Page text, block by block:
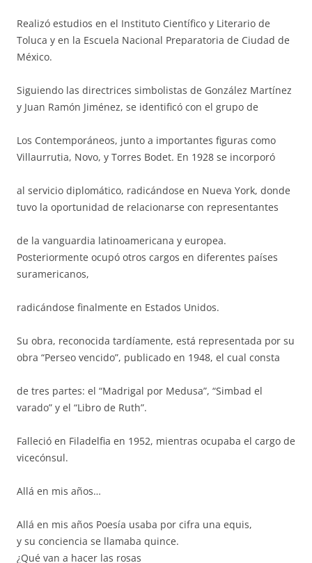
Realizó estudios en el Instituto Científico y Literario de
Toluca y en la Escuela Nacional Preparatoria de Ciudad de
México.
Siguiendo las directrices simbolistas de González Martínez
y Juan Ramón Jiménez, se identificó con el grupo de
Los Contemporáneos, junto a importantes figuras como
Villaurrutia, Novo, y Torres Bodet. En 1928 se incorporó
al servicio diplomático, radicándose en Nueva York, donde
tuvo la oportunidad de relacionarse con representantes
de la vanguardia latinoamericana y europea.
Posteriormente ocupó otros cargos en diferentes países
suramericanos,
radicándose finalmente en Estados Unidos.
Su obra, reconocida tardíamente, está representada por su
obra “Perseo vencido”, publicado en 1948, el cual consta
de tres partes: el “Madrigal por Medusa”, “Simbad el
varado” y el “Libro de Ruth”.
Falleció en Filadelfia en 1952, mientras ocupaba el cargo de
vicecónsul.
Allá en mis años…
Allá en mis años Poesía usaba por cifra una equis,
y su conciencia se llamaba quince.
¿Qué van a hacer las rosas